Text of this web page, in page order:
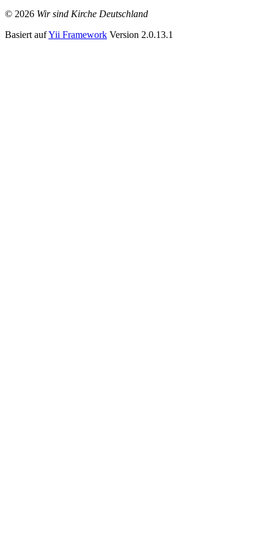
© 2026 Wir sind Kirche Deutschland
Basiert aufYii Framework Version 2.0.13.1